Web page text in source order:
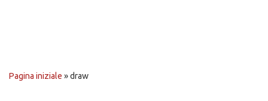
Pagina iniziale »draw